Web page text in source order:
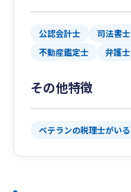
公認会計士 司法書士
不動産鑑定士
弁護士
その他特徴
ベテランの税理士がいる